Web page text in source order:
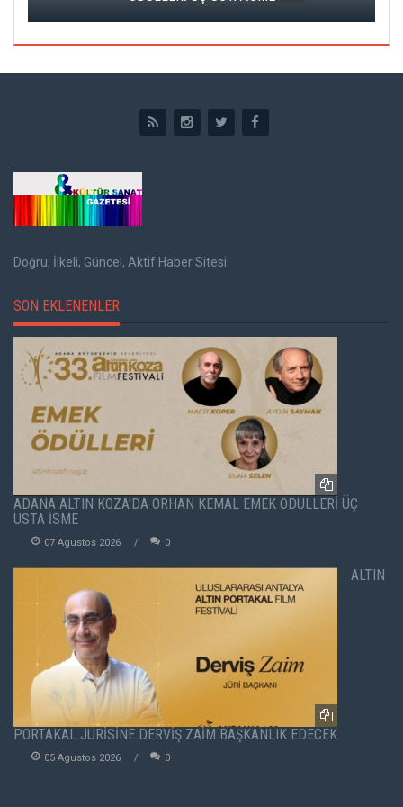
Doğru, İlkeli, Güncel, Aktif Haber Sitesi
SON EKLENENLER
ADANA ALTIN KOZA'DA ORHAN KEMAL EMEK ÖDÜLLERİ ÜÇ
USTA İSME
07 Agustos 2026 0
ALTIN
PORTAKAL JÜRİSİNE DERVİŞ ZAİM BAŞKANLIK EDECEK
05 Agustos 2026 0